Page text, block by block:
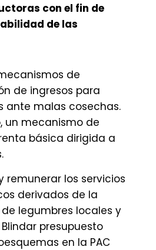
con el fin de
de las
de
de ingresos para
ante malas cosechas.
un mecanismo de
básica dirigida a
remunerar los servicios
derivados de la
legumbres locales y
presupuesto
en la PAC